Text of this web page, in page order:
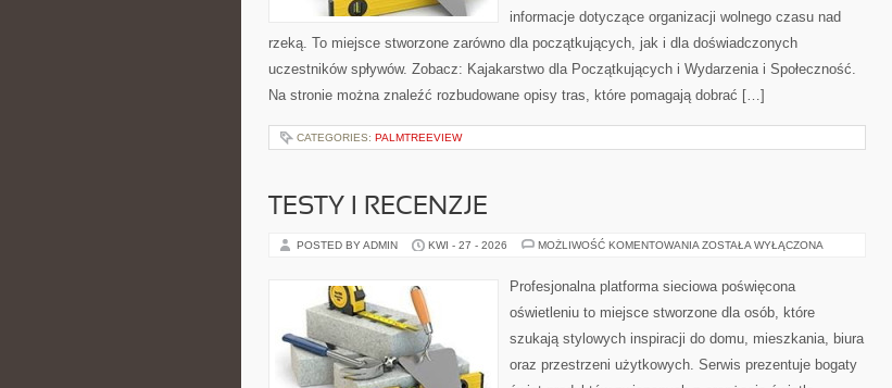
informacje dotyczące organizacji wolnego czasu nad
rzeką. To miejsce stworzone zarówno dla początkujących, jak i dla doświadczonych
uczestników spływów. Zobacz: Kajakarstwo dla Początkujących i Wydarzenia i Społeczność.
Na stronie można znaleźć rozbudowane opisy tras, które pomagają dobrać […]
CATEGORIES: PALMTREEVIEW
TESTY I RECENZJE
POSTED BY ADMIN KWI - 27 - 2026 MOŻLIWOŚĆ KOMENTOWANIA TESTY
ZOSTAŁA WYŁĄCZONA
Profesjonalna platforma sieciowa poświęcona
oświetleniu to miejsce stworzone dla osób, które
szukają stylowych inspiracji do domu, mieszkania, biura
oraz przestrzeni użytkowych. Serwis prezentuje bogaty